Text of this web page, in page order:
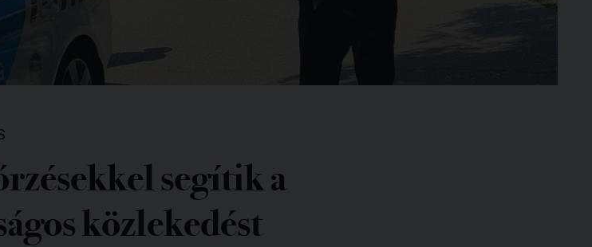
segítik a
közlekedést